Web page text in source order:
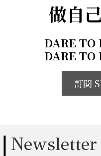
做自
DARE TO
DARE TO
訂閱
Newsletter